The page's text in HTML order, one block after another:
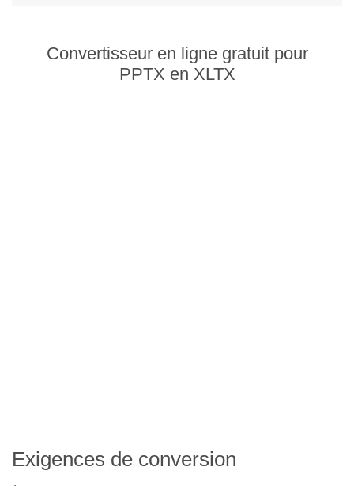
Convertisseur en ligne gratuit pour
PPTX en XLTX
Exigences de conversion